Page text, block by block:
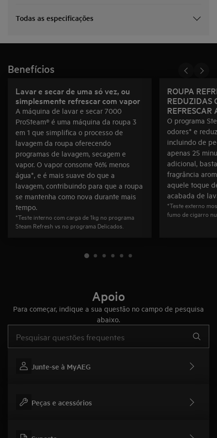
Todas as especificações
Benefícios
Lavar e secar de uma só vez, ou
simplesmente refrescar com vapor
A máquina de lavar e secar 7000
ProSteam® é uma máquina da roupa 3
em 1 que simplifica o processo de
lavagem da roupa oferecendo
programas de lavagem, secagem e
vapor. O vapor consome 96% menos
água*, e é mais suave do que a
lavagem, contribuindo para que a roupa
se mantenha como nova durante mais
tempo.
*Teste interno com carga de 1kg no programa
Steam Refresh vs no programa Delicados.
ROUPA
REDUZIDAS
REFRESCAR
O programa
odores* e
incluindo de
apenas 25
adicional,
fragrância
aquele toque
acabada de
*Teste externo
fumo de cigarro
Apoio
Para começar, indique a sua questão no campo de pesquisa
abaixo.
Junte-se à MyAEG
Peças e acessórios